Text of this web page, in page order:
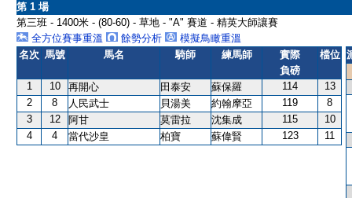
第 1 場
第三班 - 1400米 - (80-60) - 草地 - "A" 賽道 - 精英大師讓賽
全方位賽事重溫
餘勢分析
模擬鳥瞰重溫
名次 馬號 馬名 騎師 練馬師
實際
負磅
檔位
1 10 再開心 田泰安 蘇保羅 114
13
2
8 人民武士 貝湯美 約翰摩亞 119
8
3
12 阿甘 莫雷拉 沈集成 115
10
4
4 當代沙皇 柏寶 蘇偉賢 123 11